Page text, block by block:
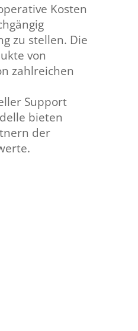
Kosten
zu stellen. Die
von
zahlreichen
Support
bieten
der